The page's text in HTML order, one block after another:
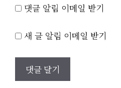
댓글 알림 이메일 받기
새 글 알림 이메일 받기